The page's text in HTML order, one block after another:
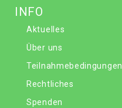
INFO
Aktuelles
Über uns
Teilnahmebedingungen
Rechtliches
Spenden